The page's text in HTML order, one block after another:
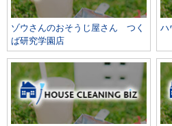
ゾウさんのおそうじ屋さん つく
ば研究学園店
ハ